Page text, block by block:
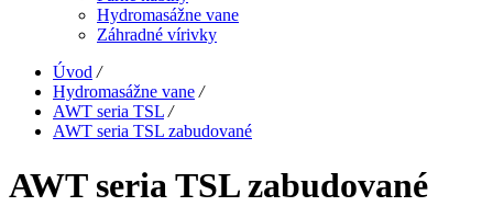
Hydromasážne vane
Záhradné vírivky
Úvod /
Hydromasážne vane /
AWT seria TSL /
AWT seria TSL zabudované
AWT seria TSL zabudované